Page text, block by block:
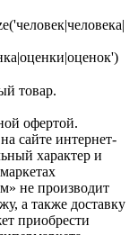
товар.
офертой.
сайте интернет-
характер и
не производит
а также доставку
приобрести